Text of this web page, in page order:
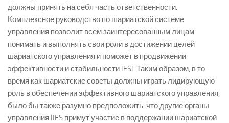
должны принять на себя часть ответственности.
Комплексное руководство по шариатской системе
управления позволит всем заинтересованным лицам
понимать и выполнять свои роли в достижении целей
шариатского управления и поможет в продвижении
эффективности и стабильности IFSI. Таким образом, в то
время как шариатские советы должны играть лидирующую
роль в обеспечении эффективного шариатского управления,
было бы также разумно предположить, что другие органы
управления IIFS примут участие в поддержании шариатской